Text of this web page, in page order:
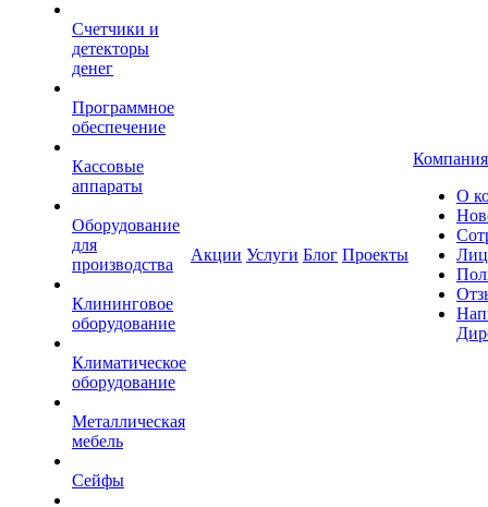
Счетчики и
детекторы
денег
Программное
обеспечение
Кассовые
аппараты
Оборудование
для
производства
Клининговое
оборудование
Климатическое
оборудование
Металлическая
мебель
Сейфы
Акции Услуги Блог Проекты
Компания
О